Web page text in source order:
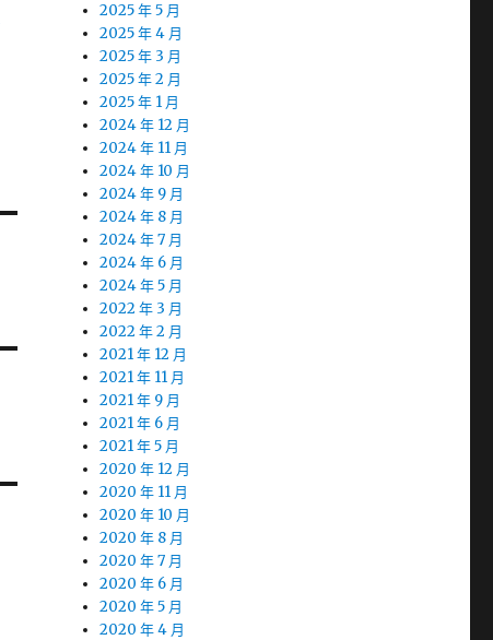
2025 年 5 月
2025 年 4 月
2025 年 3 月
2025 年 2 月
2025 年 1 月
2024 年 12 月
2024 年 11 月
2024 年 10 月
2024 年 9 月
2024 年 8 月
2024 年 7 月
2024 年 6 月
2024 年 5 月
2022 年 3 月
2022 年 2 月
2021 年 12 月
2021 年 11 月
2021 年 9 月
2021 年 6 月
2021 年 5 月
2020 年 12 月
2020 年 11 月
2020 年 10 月
2020 年 8 月
2020 年 7 月
2020 年 6 月
2020 年 5 月
2020 年 4 月